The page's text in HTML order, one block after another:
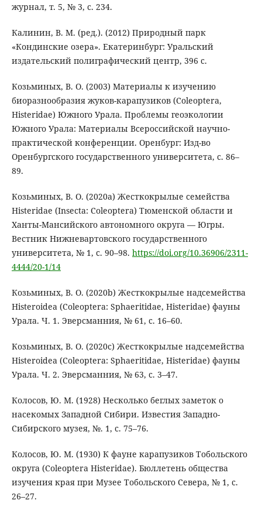
журнал, т. 5, № 3, с. 234.
Калинин, В. М. (ред.). (2012) Природный парк
«Кондинские озера». Екатеринбург: Уральский
издательский полиграфический центр, 396 с.
Козьминых, В. О. (2003) Материалы к изучению
биоразнообразия жуков-карапузиков (Coleoptera,
Histeridae) Южного Урала. Проблемы геоэкологии
Южного Урала: Материалы Всероссийской научно-
практической конференции. Оренбург: Изд-во
Оренбургского государственного университета, с. 86–
89.
Козьминых, В. О. (2020a) Жесткокрылые семейства
Histeridae (Insecta: Coleoptera) Тюменской области и
Ханты-Мансийского автономного округа — Югры.
Вестник Нижневартовского государственного
университета, № 1, с. 90–98. https://doi.org/10.36906/2311-
4444/20-1/14
Козьминых, В. О. (2020b) Жесткокрылые надсемейства
Histeroidea (Coleoptera: Sphaeritidae, Histeridae) фауны
Урала. Ч. 1. Эверсманния, № 61, с. 16–60.
Козьминых, В. О. (2020c) Жесткокрылые надсемейства
Histeroidea (Coleoptera: Sphaeritidae, Histeridae) фауны
Урала. Ч. 2. Эверсманния, № 63, с. 3–47.
Колосов, Ю. М. (1928) Несколько беглых заметок о
насекомых Западной Сибири. Известия Западно-
Сибирского музея, №. 1, с. 75–76.
Колосов, Ю. М. (1930) К фауне карапузиков Тобольского
округа (Coleoptera Histeridae). Бюллетень общества
изучения края при Музее Тобольского Севера, № 1, с.
26–27.